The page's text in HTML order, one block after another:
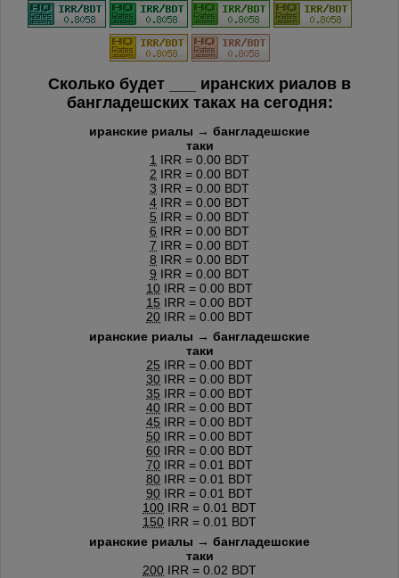
Сколько будет
иранских риалов в
бангладешских таках на сегодня:
иранские риалы → бангладешские
таки
1 IRR = 0.00 BDT
2 IRR = 0.00 BDT
3 IRR = 0.00 BDT
4 IRR = 0.00 BDT
5 IRR = 0.00 BDT
6 IRR = 0.00 BDT
7 IRR = 0.00 BDT
8 IRR = 0.00 BDT
9 IRR = 0.00 BDT
10 IRR = 0.00 BDT
15 IRR = 0.00 BDT
20 IRR = 0.00 BDT
иранские риалы → бангладешские
таки
25 IRR = 0.00 BDT
30 IRR = 0.00 BDT
35 IRR = 0.00 BDT
40 IRR = 0.00 BDT
45 IRR = 0.00 BDT
50 IRR = 0.00 BDT
60 IRR = 0.00 BDT
70 IRR = 0.01 BDT
80 IRR = 0.01 BDT
90 IRR = 0.01 BDT
100 IRR = 0.01 BDT
150 IRR = 0.01 BDT
иранские риалы → бангладешские
таки
200 IRR = 0.02 BDT